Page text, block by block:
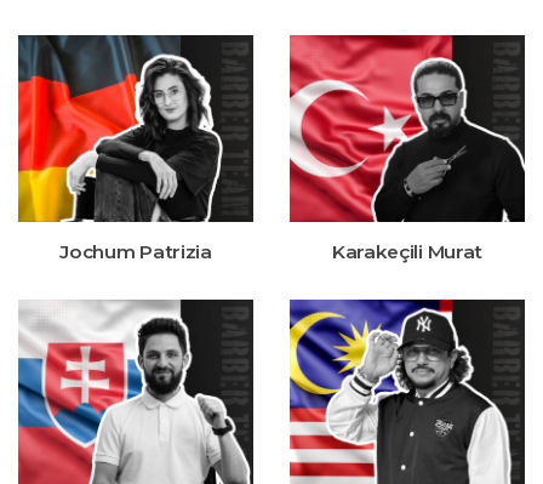
Jochum Patrizia Karakeçili Murat